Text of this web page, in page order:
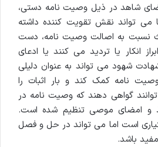
شاهد در ذیل وصیت نامه دستی،
می تواند نقش تقویت کننده داشته
نسبت به اصالت وصیت نامه، دست
انکار یا تردید می کنند یا ادعای
شهود می تواند به عنوان دلیلی
نامه کمک کند و بار اثبات را
گواهی دهند که وصیت نامه در
امضای موصی تنظیم شده است.
است اما می تواند در حل و فصل
باشد.